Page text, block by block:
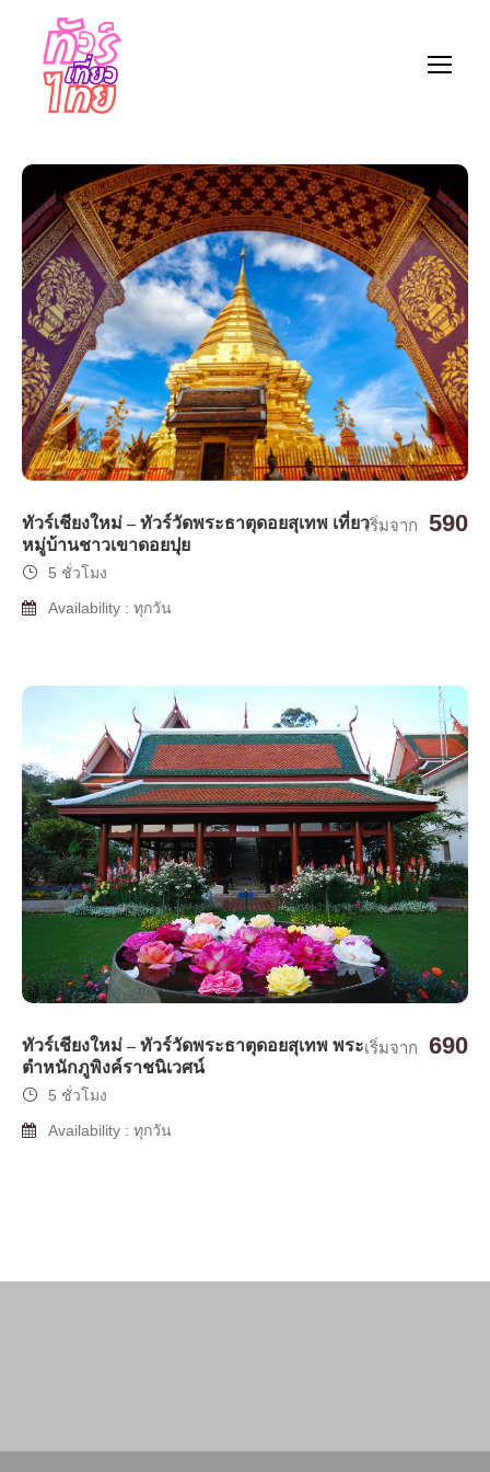
ทัวร์เชียงใหม่ – ทัวร์วัดพระธาตุดอยสุเทพ เที่ยว
หมู่บ้านชาวเขาดอยปุย
เริ่มจาก 590
5 ชั่วโมง
Availability : ทุกวัน
ทัวร์เชียงใหม่ – ทัวร์วัดพระธาตุดอยสุเทพ พระ
ตำหนักภูพิงค์ราชนิเวศน์
เริ่มจาก 690
5 ชั่วโมง
Availability : ทุกวัน